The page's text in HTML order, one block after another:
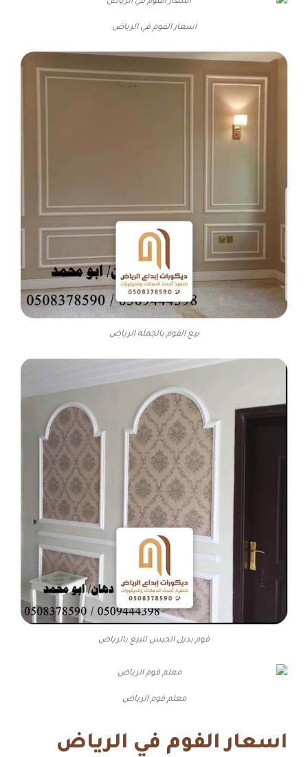
اسعار الفوم في الرياض
بيع الفوم بالجمله الرياض
فوم بديل الجبس للبيع بالرياض
معلم فوم الرياض
اسعار الفوم في الرياض